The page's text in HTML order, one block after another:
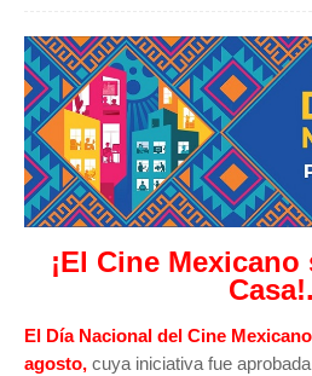
¡El Cine
Casa!.
El Día Nacional del Cine Mexicano
agosto, cuya iniciativa fue